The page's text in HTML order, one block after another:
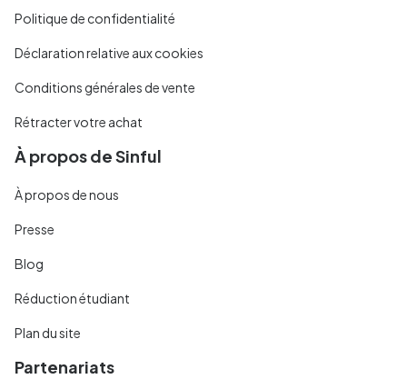
Politique de confidentialité
Déclaration relative aux cookies
Conditions générales de vente
Rétracter votre achat
À propos de Sinful
À propos de nous
Presse
Blog
Réduction étudiant
Plan du site
Partenariats